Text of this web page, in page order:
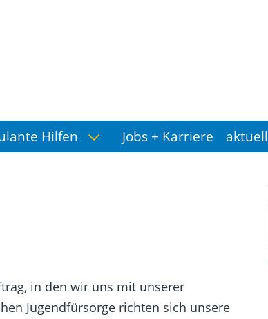
Hilfen Jobs + Karriere aktuell
in den wir uns mit unserer
Jugendfürsorge richten sich unsere